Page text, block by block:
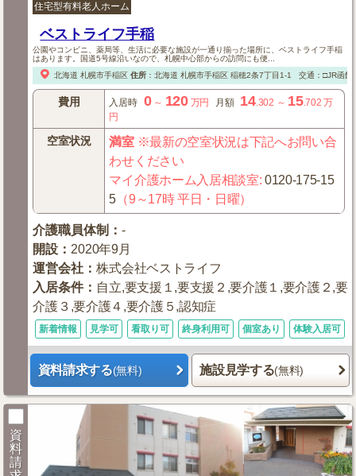
住宅型有料老人ホーム
ベストライフ手稲
公園やコンビニ、薬局等、生活に必要な施設が一通り揃った場所に、ベストライフ手稲
はあります。国道5号線沿いなので、札幌中心部からの訪問にも便...
北海道 札幌市手稲区 住所： 北海道 札幌市手稲区稲穂2条7丁目1-1 交通：□JR函館
費用 入居時 0～ 120 万円 月額 14.302 ～ 15.702 万
円
空室状況 満室※最新の空室状況は下記へお問い合
わせください
マイ介護ホーム入居相談室:0120-175-15
5 （9～17時 平日・日曜）
介護職員体制 ：-
開設 ： 2020年9月
運営会社 ：株式会社ベストライフ
入居条件： 自立,要支援１,要支援２,要介護１,要介護２,要
介護３,要介護４,要介護５,認知症
新着情報 見学可 看取り可 終身利用可 個室あり 体験入居可
資料請求する(無料) 施設見学する(無料)
資
料
請